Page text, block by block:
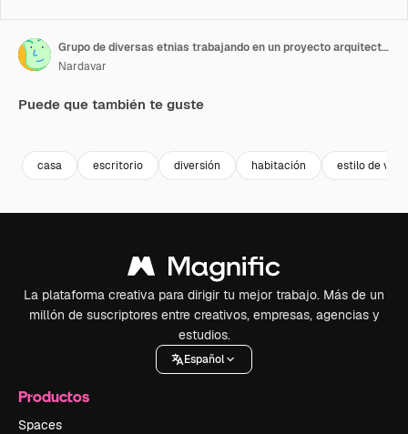
Grupo de diversas etnias trabajando en un proyecto arquitectónico
Nardavar
Puede que también te guste
casa escritorio diversión habitación estilo de vida
La plataforma creativa para dirigir tu mejor trabajo. Más de un
millón de suscriptores entre creativos, empresas, agencias y
estudios.
Español
Productos
Spaces